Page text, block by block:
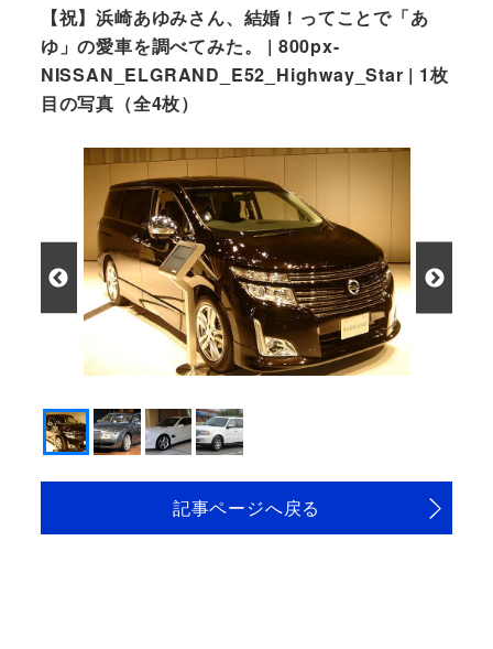
【祝】浜崎あゆみさん、結婚！ってことで「あ
ゆ」の愛車を調べてみた。 | 800px-
NISSAN_ELGRAND_E52_Highway_Star | 1枚
目の写真（全4枚）
記事ページへ戻る